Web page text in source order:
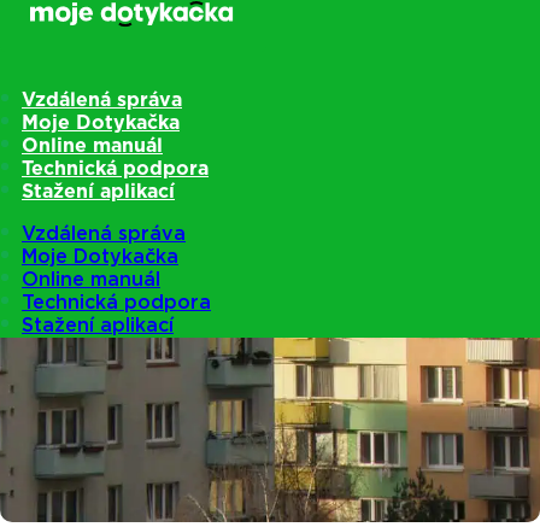
Vzdálená správa
Moje Dotykačka
Online manuál
Technická podpora
Stažení aplikací
Vzdálená správa
Moje Dotykačka
Online manuál
Technická podpora
Stažení aplikací